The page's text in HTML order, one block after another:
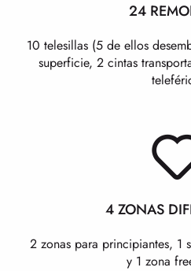
24
10 telesillas (5 de ellos
superficie, 2 cintas
4 ZONAS
2 zonas para principiantes, 1
y 1 zona